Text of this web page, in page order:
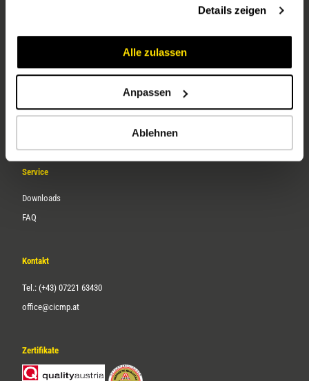
Details zeigen
Alle zulassen
Anpassen
Ablehnen
Über uns
Service
Downloads
FAQ
Kontakt
Tel.: (+43) 07221 63430
office@cicmp.at
Zertifikate